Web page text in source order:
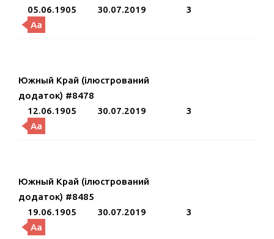
05.06.1905
30.07.2019
3
Aa
Южный Край (ілюстрований
додаток) #8478
12.06.1905
30.07.2019
3
Aa
Южный Край (ілюстрований
додаток) #8485
19.06.1905
30.07.2019
3
Aa